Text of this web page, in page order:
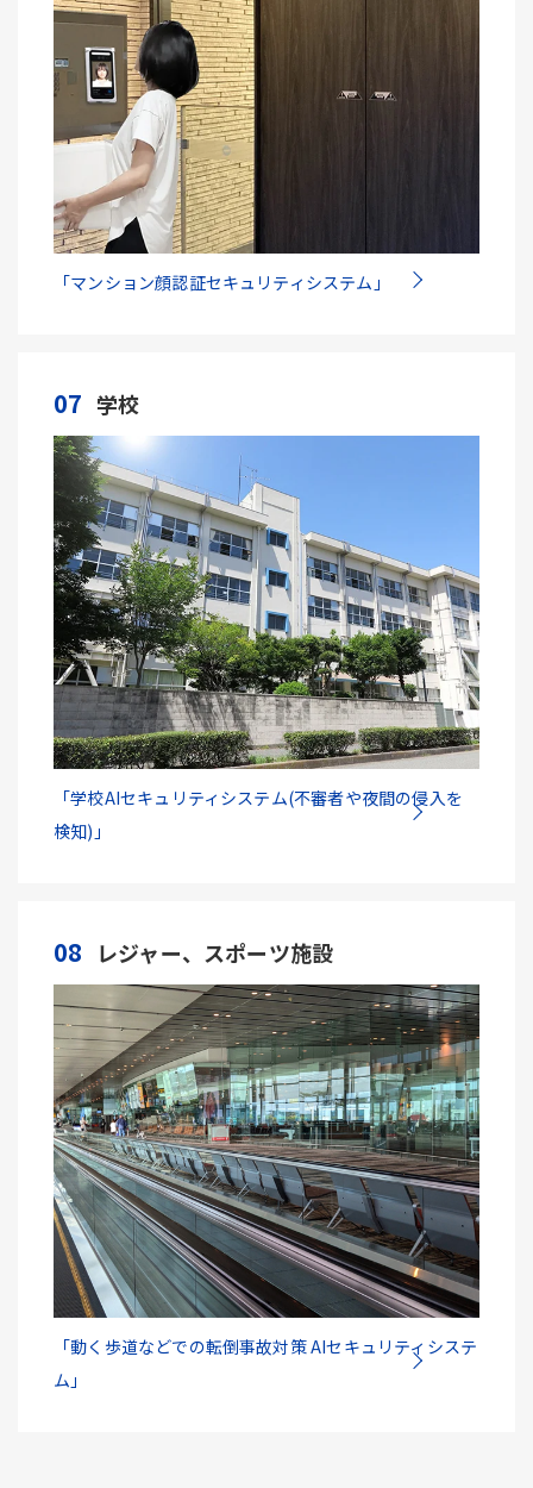
「マンション顔認証セキュリティシステム」
07 学校
「学校AIセキュリティシステム(不審者や夜間の侵入を
検知)」
08 レジャー、スポーツ施設
「動く歩道などでの転倒事故対策 AIセキュリティシステ
ム」